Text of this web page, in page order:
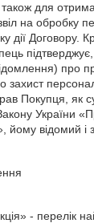
для
на обробку
дії Договору.
про
захист
Покупця, як
України
відомий і
- перелік